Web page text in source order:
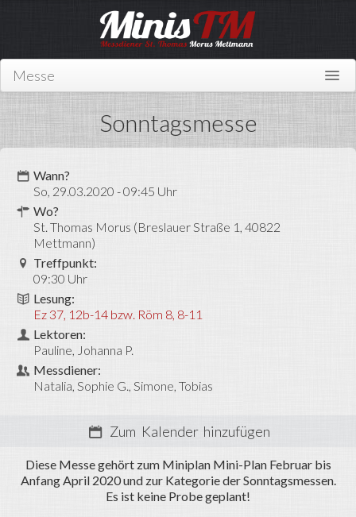
Messe
Home
Über uns
Wer sind wir?
Mitmachen
News
Links
Kontakt
Miniplan
Termine
Fotos
Anmelden
Sonntagsmesse
Wann?
So, 29.03.2020 - 09:45 Uhr
Wo?
St. Thomas Morus (Breslauer Straße 1, 40822
Mettmann)
Treffpunkt:
09:30 Uhr
Lesung:
Ez 37, 12b-14 bzw. Röm 8, 8-11
Lektoren:
Pauline Johanna P.
Messdiener:
Natalia Sophie G. Simone Tobias
Zum Kalender hinzufügen
Diese Messe gehört zum Miniplan Mini-Plan Februar bis
Anfang April 2020 und zur Kategorie der Sonntagsmessen.
Es ist keine Probe geplant!